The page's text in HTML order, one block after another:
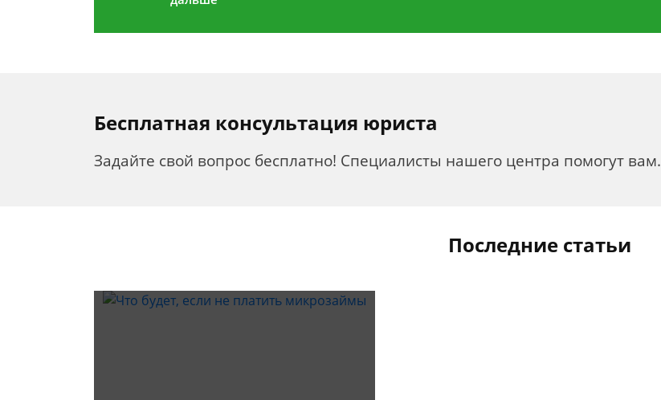
Бесплатная консультация юриста
Задайте свой вопрос бесплатно! Специалисты нашего центра помогут вам.
Последние статьи